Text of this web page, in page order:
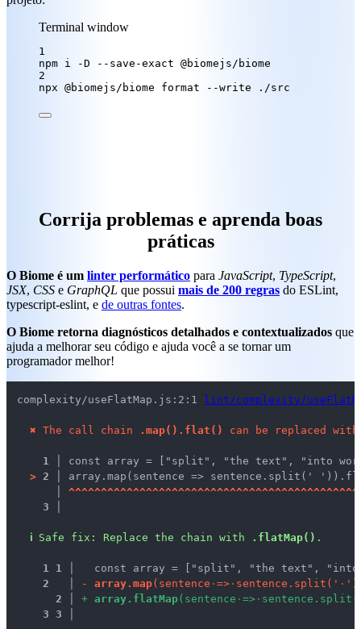
Terminal window
1
npm i -D --save-exact @biomejs/biome
2
npx @biomejs/biome format --write ./src
Corrija problemas e aprenda boas
práticas
O Biome é um linter performático para JavaScript, TypeScript,
JSX, CSS e GraphQL que possui mais de 200 regras do ESLint,
typescript-eslint, e de outras fontes.
O Biome retorna diagnósticos detalhados e contextualizados que
ajuda a melhorar seu código e ajuda você a se tornar um
programador melhor!
complexity/useFlatMap.js:2:1 lint/complexity/
✖ The call chain .map().flat() can be replaced
1 │
> 2 │ array.map(sentence => sentence.split('
^^^^^^^^^^^^^^^^^^^^^^^^^^^^^^^^^^^^^^^^^^^^^
3 │
ℹ Safe fix : Replace the chain with .flatMap() .
1 1
const array = ["split", "the text",
2
- array. map( sentence · => · sentence . spl i t ( ' · ' )
2
+ a rray . fl atMap( sentence · => · sentence . spl i t (
3 3